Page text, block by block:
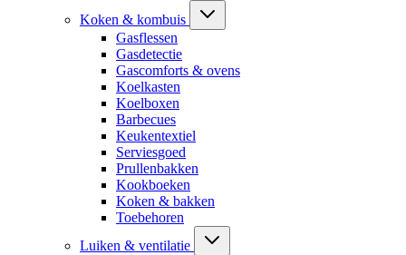
Koken & kombuis
Gasflessen
Gasdetectie
Gascomforts & ovens
Koelkasten
Koelboxen
Barbecues
Keukentextiel
Serviesgoed
Prullenbakken
Kookboeken
Koken & bakken
Toebehoren
Luiken & ventilatie